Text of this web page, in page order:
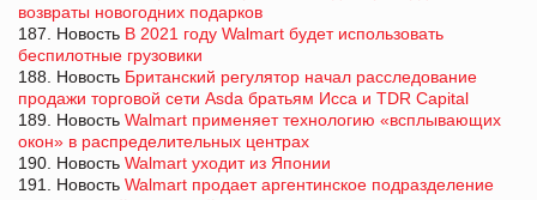
возвраты новогодних подарков
187. Новость В 2021 году Walmart будет использовать
беспилотные грузовики
188. Новость Британский регулятор начал расследование
продажи торговой сети Asda братьям Исса и TDR Capital
189. Новость Walmart применяет технологию «всплывающих
окон» в распределительных центрах
190. Новость Walmart уходит из Японии
191. Новость Walmart продает аргентинское подразделение